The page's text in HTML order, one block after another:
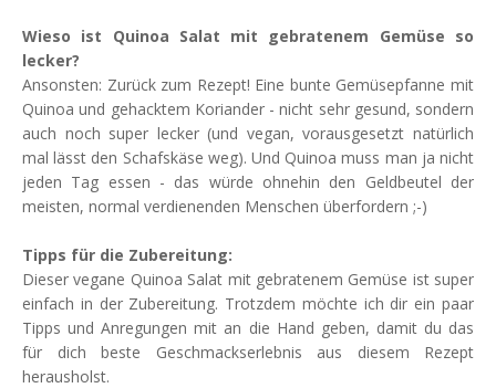
Wieso ist Quinoa Salat mit gebratenem Gemüse so
lecker?
Ansonsten: Zurück zum Rezept! Eine bunte Gemüsepfanne mit
Quinoa und gehacktem Koriander - nicht sehr gesund, sondern
auch noch super lecker (und vegan, vorausgesetzt natürlich
mal lässt den Schafskäse weg). Und Quinoa muss man ja nicht
jeden Tag essen - das würde ohnehin den Geldbeutel der
meisten, normal verdienenden Menschen überfordern ;-)
Tipps für die Zubereitung:
Dieser vegane Quinoa Salat mit gebratenem Gemüse ist super
einfach in der Zubereitung. Trotzdem möchte ich dir ein paar
Tipps und Anregungen mit an die Hand geben, damit du das
für dich beste Geschmackserlebnis aus diesem Rezept
herausholst.